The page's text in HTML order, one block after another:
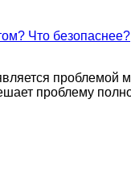
Что безопаснее?
проблемой
проблему